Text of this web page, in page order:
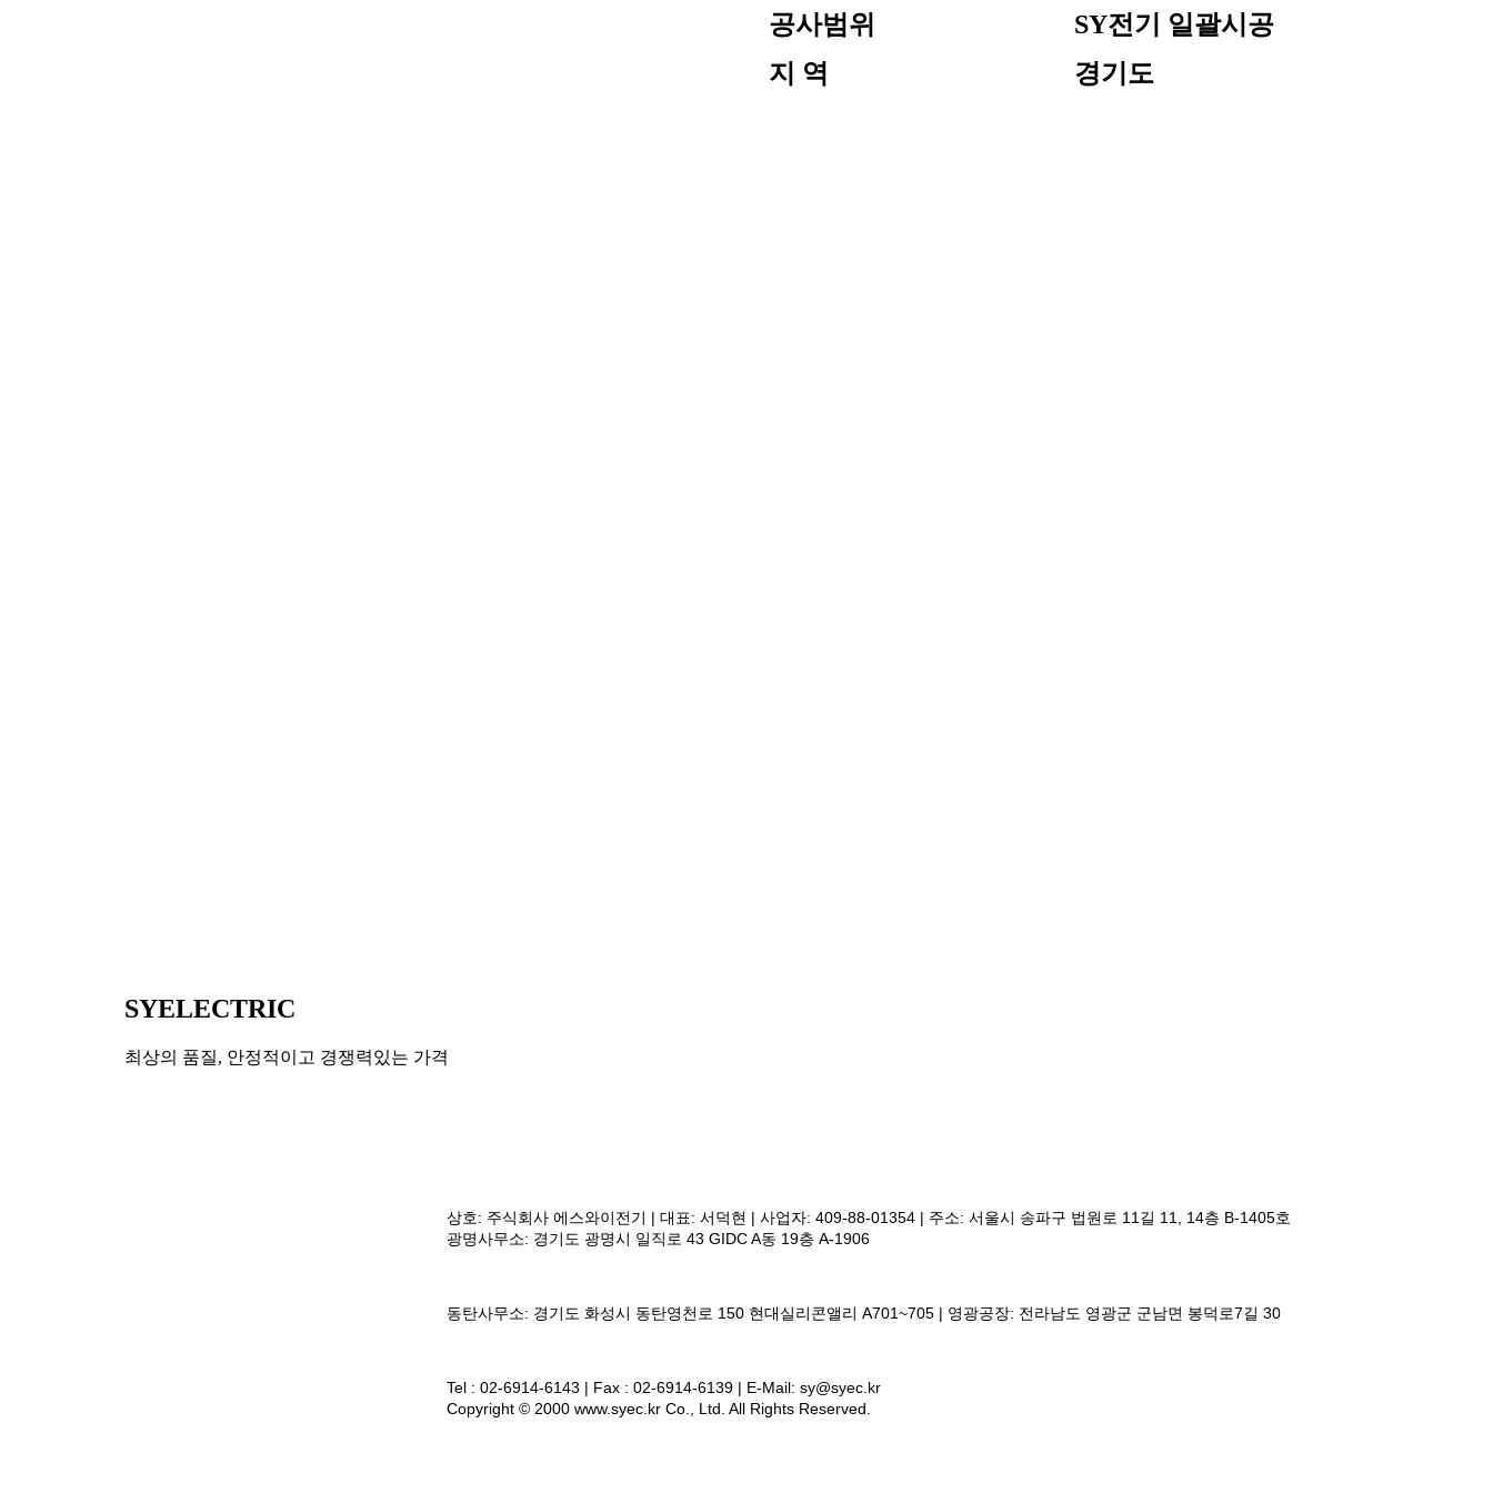
공사범위
SY전기 일괄시공
지 역
경기도
SYELECTRIC
최상의 품질, 안정적이고 경쟁력있는 가격
상호: 주식회사 에스와이전기 | 대표: 서덕현 | 사업자: 409-88-01354 | 주소: 서울시 송파구 법원로 11길 11, 14층 B-1405호
광명사무소: 경기도 광명시 일직로 43 GIDC A동 19층 A-1906
동탄사무소: 경기도 화성시 동탄영천로 150 현대실리콘앨리 A701~705 | 영광공장: 전라남도 영광군 군남면 봉덕로7길 30
Tel : 02-6914-6143 | Fax : 02-6914-6139 | E-Mail: sy@syec.kr
Copyright © 2000 www.syec.kr Co., Ltd. All Rights Reserved.